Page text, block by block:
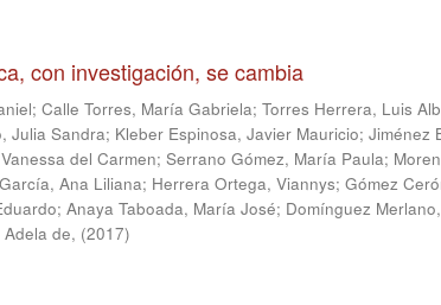
con investigación, se cambia
; Calle Torres, María Gabriela; Torres Herrera, Luis
Julia Sandra; Kleber Espinosa, Javier Mauricio; Jiménez
del Carmen; Serrano Gómez, María Paula;
Ana Liliana; Herrera Ortega, Viannys; Gómez
; Anaya Taboada, María José; Domínguez
de, (2017)